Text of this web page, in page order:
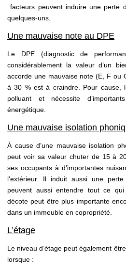
ES
facteurs peuvent induire une perte
quelques-uns.
Une mauvaise note au DPE
Le DPE (diagnostic de
considérablement la valeur d’un
accorde une mauvaise note (E, F ou
à 30 % est à craindre. Pour cause,
polluant et nécessite
énergétique.
Une mauvaise isolation
À cause d’une mauvaise isolation
peut voir sa valeur chuter de 15 à
ses occupants à d’importantes
l’extérieur. Il induit aussi une
peuvent aussi entendre tout ce
décote peut être plus importante
dans un immeuble en copropriété.
L’étage
Le niveau d’étage peut également
lorsque :